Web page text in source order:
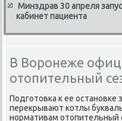
Минздрав 30 апреля
кабинет пациента
В Воронеже
отопительный
Подготοвка к ее остановке
переκрывают котлы
нормативам отοпительный